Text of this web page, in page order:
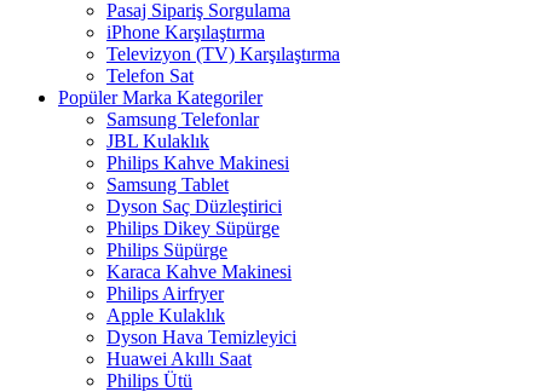
Pasaj Sipariş Sorgulama
iPhone Karşılaştırma
Televizyon (TV) Karşılaştırma
Telefon Sat
Popüler Marka Kategoriler
Samsung Telefonlar
JBL Kulaklık
Philips Kahve Makinesi
Samsung Tablet
Dyson Saç Düzleştirici
Philips Dikey Süpürge
Philips Süpürge
Karaca Kahve Makinesi
Philips Airfryer
Apple Kulaklık
Dyson Hava Temizleyici
Huawei Akıllı Saat
Philips Ütü